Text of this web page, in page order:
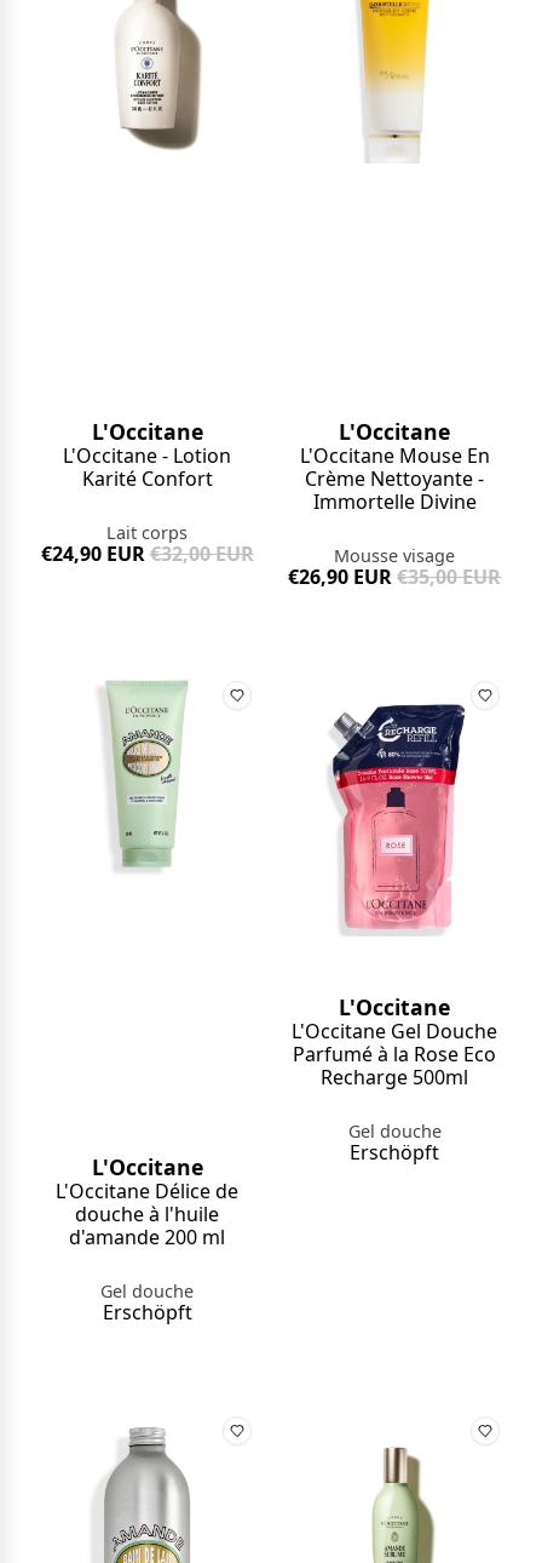
L'Occitane
L'Occitane - Lotion
Karité Confort
Lait corps
€24,90 EUR€32,00 EUR
L'Occitane
L'Occitane Mouse En
Crème Nettoyante -
Immortelle Divine
Mousse visage
€26,90 EUR€35,00 EUR
L'Occitane
L'Occitane Délice de
douche à l'huile
d'amande 200 ml
Gel douche
Erschöpft
L'Occitane
L'Occitane Gel Douche
Parfumé à la Rose Eco
Recharge 500ml
Gel douche
Erschöpft